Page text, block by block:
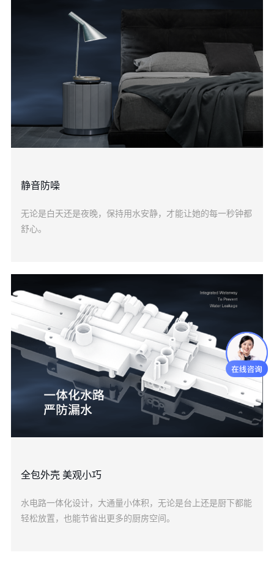
静音防噪
无论是白天还是夜晚，保持用水安静，才能让她的每一秒钟都
舒心。
全包外壳 美观小巧
水电路一体化设计，大通量小体积，无论是台上还是厨下都能
轻松放置，也能节省出更多的厨房空间。